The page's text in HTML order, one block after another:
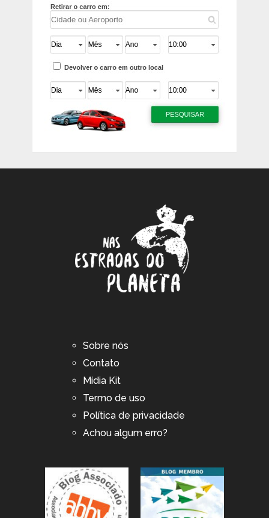
Sobre nós
Contato
Mídia Kit
Termo de uso
Política de privacidade
Achou algum erro?